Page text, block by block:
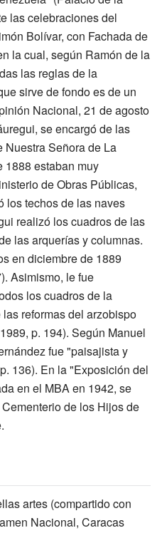
las celebraciones del
Bolívar, con Fachada de
la cual, según Ramón de la
las reglas de la
sirve de fondo es de un
Nacional, 21 de agosto
se encargó de las
Nuestra Señora de La
1888 estaban muy
de Obras Públicas,
los techos de las naves
realizó los cuadros de las
las arquerías y columnas.
en diciembre de 1889
Asimismo, le fue
los cuadros de la
reformas del arzobispo
p. 194). Según Manuel
fue "paisajista y
136). En la "Exposición del
en el MBA en 1942, se
de los Hijos de
artes (compartido con
Nacional, Caracas